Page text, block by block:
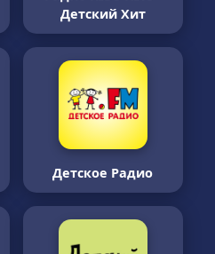
Детский Хит
Детское Радио